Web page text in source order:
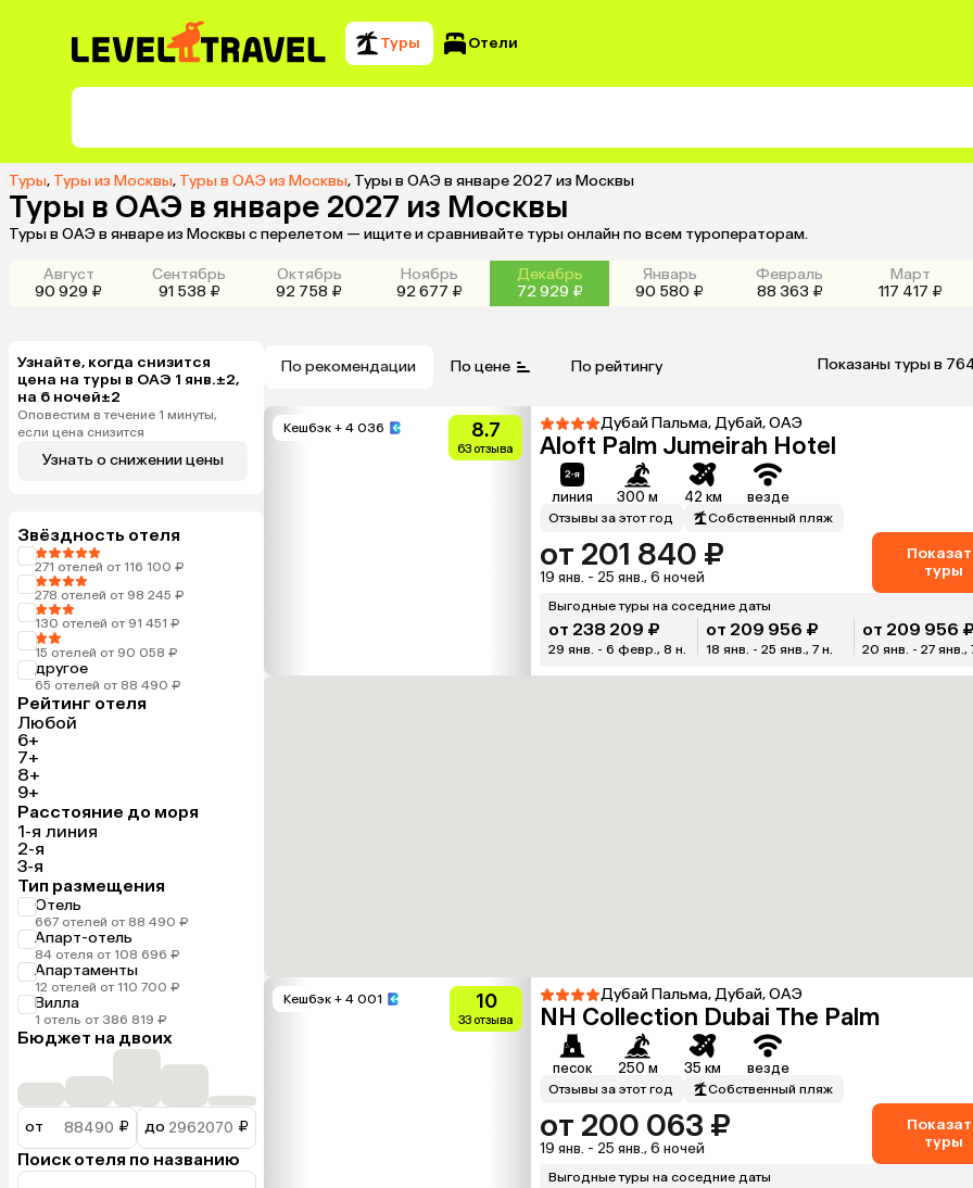
Туры Отели
Туры, Туры из Москвы, Туры в ОАЭ из Москвы, Туры в ОАЭ в январе 2027 из Москвы
Туры в ОАЭ в январе 2027 из Москвы
Туры в ОАЭ в январе из Москвы с перелетом — ищите и сравнивайте туры онлайн по всем туроператорам.
Август
90 929 ₽
Сентябрь
91 538 ₽
Октябрь
92 758 ₽
Ноябрь
92 677 ₽
Декабрь
72 929 ₽
Январь
90 580 ₽
Февраль
88 363 ₽
Март
117 417 ₽
Узнайте, когда снизится
цена на туры в ОАЭ 1 янв.±2,
на 6 ночей±2
Оповестим в течение 1 минуты,
если цена снизится
Узнать о снижении цены
Звёздность отеля
271 отелей от 116 100 ₽
278 отелей от 98 245 ₽
130 отелей от 91 451 ₽
15 отелей от 90 058 ₽
другое
65 отелей от 88 490 ₽
Рейтинг отеля
Любой
6+
7+
8+
9+
Расстояние до моря
1-я линия
2-я
3-я
Тип размещения
Отель
667 отелей от 88 490 ₽
Апарт-отель
84 отеля от 108 696 ₽
Апартаменты
12 отелей от 110 700 ₽
Вилла
1 отель от 386 819 ₽
Бюджет на двоих
от ₽ до ₽
Поиск отеля по названию
По рекомендации По цене По рейтингу Показаны туры в
Кешбэк + 4 036 8.7
63 отзыва
Дубай Пальма, Дубай, ОАЭ
Aloft Palm Jumeirah Hotel
линия 300 м 42 км везде
Отзывы за этот год Собственный пляж
от 201 840 ₽
19 янв. - 25 янв., 6 ночей
туры
Выгодные туры на соседние даты
от 238 209 ₽
29 янв. - 6 февр., 8 н.
от 209 956 ₽
18 янв. - 25 янв., 7 н.
от 209 956 ₽
20 янв. - 27 янв.,
Кешбэк + 4 001 10
33 отзыва
Дубай Пальма, Дубай, ОАЭ
NH Collection Dubai The Palm
песок 250 м 35 км везде
Отзывы за этот год Собственный пляж
от 200 063 ₽
19 янв. - 25 янв., 6 ночей
туры
Выгодные туры на соседние даты